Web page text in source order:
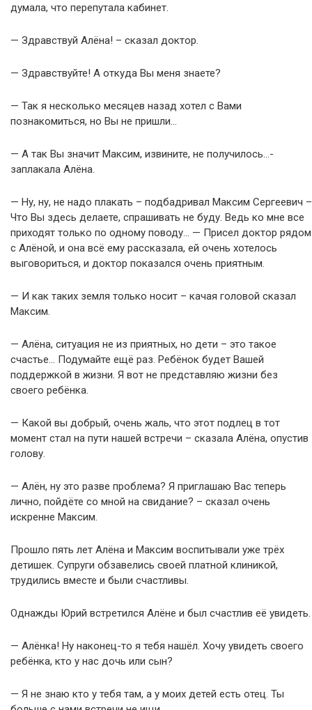
думала, что перепутала кабинет.
— Здравствуй Алёна! – сказал доктор.
— Здравствуйте! А откуда Вы меня знаете?
— Так я несколько месяцев назад хотел с Вами
познакомиться, но Вы не пришли…
— А так Вы значит Максим, извините, не получилось…-
заплакала Алёна.
— Ну, ну, не надо плакать – подбадривал Максим Сергеевич –
Что Вы здесь делаете, спрашивать не буду. Ведь ко мне все
приходят только по одному поводу… — Присел доктор рядом
с Алёной, и она всё ему рассказала, ей очень хотелось
выговориться, и доктор показался очень приятным.
— И как таких земля только носит – качая головой сказал
Максим.
— Алёна, ситуация не из приятных, но дети – это такое
счастье… Подумайте ещё раз. Ребёнок будет Вашей
поддержкой в жизни. Я вот не представляю жизни без
своего ребёнка.
— Какой вы добрый, очень жаль, что этот подлец в тот
момент стал на пути нашей встречи – сказала Алёна, опустив
голову.
— Алён, ну это разве проблема? Я приглашаю Вас теперь
лично, пойдёте со мной на свидание? – сказал очень
искренне Максим.
Прошло пять лет Алёна и Максим воспитывали уже трёх
детишек. Супруги обзавелись своей платной клиникой,
трудились вместе и были счастливы.
Однажды Юрий встретился Алёне и был счастлив её увидеть.
— Алёнка! Ну наконец-то я тебя нашёл. Хочу увидеть своего
ребёнка, кто у нас дочь или сын?
— Я не знаю кто у тебя там, а у моих детей есть отец. Ты